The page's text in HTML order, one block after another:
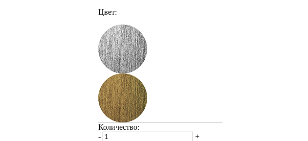
Цвет:
Количество:
-
+